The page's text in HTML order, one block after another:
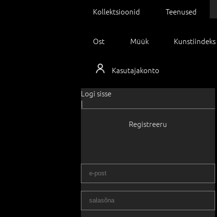
Kollektsioonid Teenused
Ost Müük Kunstiindeks
Kasutajakonto
Logi sisse
|
Registreeru